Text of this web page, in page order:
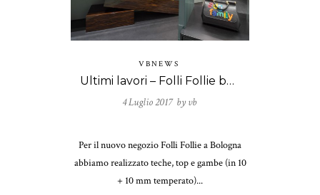
VBNEWS
Ultimi lavori – Folli Follie boutique, Bologna
4 Luglio 2017 by vb
Per il nuovo negozio Folli Follie a Bologna
abbiamo realizzato teche, top e gambe (in 10
+ 10 mm temperato)...